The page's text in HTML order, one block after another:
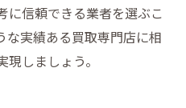
に信頼できる業者を選ぶこ
な実績ある買取専門店に相
しましょう。